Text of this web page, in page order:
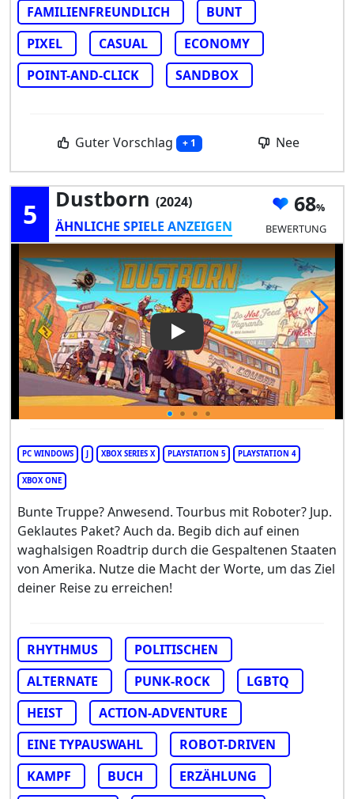
FAMILIENFREUNDLICH
BUNT
PIXEL
CASUAL
ECONOMY
POINT-AND-CLICK
SANDBOX
Guter Vorschlag + 1 Nee
5 Dustborn (2024)
ÄHNLICHE SPIELE ANZEIGEN
68
BEWERTUNG
Play Video: Dustborn
PC WINDOWS J XBOX SERIES X PLAYSTATION 5 PLAYSTATION 4
XBOX ONE
Bunte Truppe? Anwesend. Tourbus mit Roboter? Jup.
Geklautes Paket? Auch da. Begib dich auf einen
waghalsigen Roadtrip durch die Gespaltenen Staaten
von Amerika. Nutze die Macht der Worte, um das Ziel
deiner Reise zu erreichen!
RHYTHMUS
POLITISCHEN
ALTERNATE
PUNK-ROCK
LGBTQ
HEIST
ACTION-ADVENTURE
EINE TYPAUSWAHL
ROBOT-DRIVEN
KAMPF
BUCH
ERZÄHLUNG